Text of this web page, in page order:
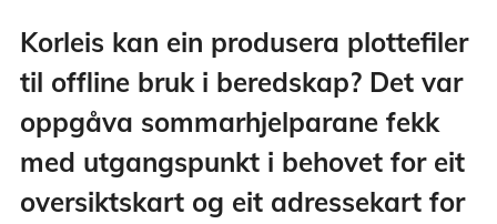
Korleis kan ein produsera plottefiler
til offline bruk i beredskap? Det var
oppgåva sommarhjelparane fekk
med utgangspunkt i behovet for eit
oversiktskart og eit adressekart for